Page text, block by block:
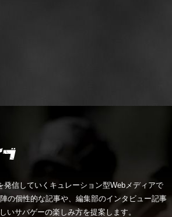
信していくキュレーション型Webメディアで
の個性的な記事や、編集部のインタビュー記事
いサバゲーの楽しみ方を提案します。